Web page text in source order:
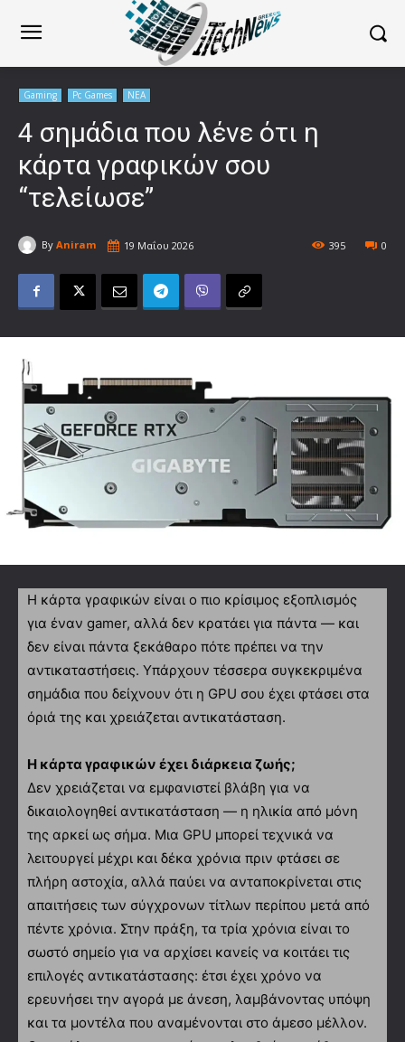
Gaming Pc Games ΝΕΑ
4 σημάδια που λένε ότι η
κάρτα γραφικών σου
“τελείωσε”
By Aniram 19 Μαΐου 2026 0
395
Η κάρτα γραφικών είναι ο πιο κρίσιμος εξοπλισμός
για έναν gamer, αλλά δεν κρατάει για πάντα — και
δεν είναι πάντα ξεκάθαρο πότε πρέπει να την
αντικαταστήσεις. Υπάρχουν τέσσερα συγκεκριμένα
σημάδια που δείχνουν ότι η GPU σου έχει φτάσει στα
όριά της και χρειάζεται αντικατάσταση.
Η κάρτα γραφικών έχει διάρκεια ζωής;
Δεν χρειάζεται να εμφανιστεί βλάβη για να
δικαιολογηθεί αντικατάσταση — η ηλικία από μόνη
της αρκεί ως σήμα. Μια GPU μπορεί τεχνικά να
λειτουργεί μέχρι και δέκα χρόνια πριν φτάσει σε
πλήρη αστοχία, αλλά παύει να ανταποκρίνεται στις
απαιτήσεις των σύγχρονων τίτλων περίπου μετά από
πέντε χρόνια. Στην πράξη, τα τρία χρόνια είναι το
σωστό σημείο για να αρχίσει κανείς να κοιτάει τις
επιλογές αντικατάστασης: έτσι έχει χρόνο να
ερευνήσει την αγορά με άνεση, λαμβάνοντας υπόψη
και τα μοντέλα που αναμένονται στο άμεσο μέλλον.